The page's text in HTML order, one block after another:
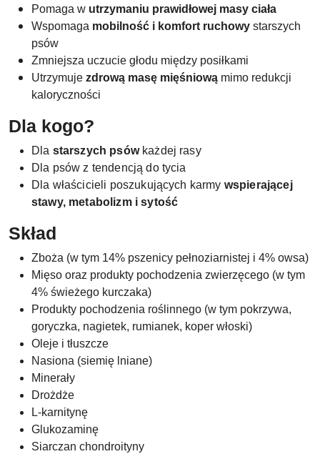
Pomaga w utrzymaniu prawidłowej masy ciała
Wspomaga mobilność i komfort ruchowy starszych
psów
Zmniejsza uczucie głodu między posiłkami
Utrzymuje zdrową masę mięśniową mimo redukcji
kaloryczności
Dla kogo?
Dla starszych psówkażdej rasy
Dla psów z tendencją do tycia
Dla właścicieli poszukujących karmy wspierającej
stawy, metabolizm i sytość
Skład
Zboża (w tym 14% pszenicy pełnoziarnistej i 4% owsa)
Mięso oraz produkty pochodzenia zwierzęcego (w tym
4% świeżego kurczaka)
Produkty pochodzenia roślinnego (w tym pokrzywa,
goryczka, nagietek, rumianek, koper włoski)
Oleje i tłuszcze
Nasiona (siemię lniane)
Minerały
Drożdże
L-karnitynę
Glukozaminę
Siarczan chondroityny